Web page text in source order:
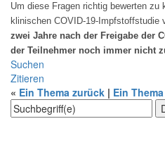
Um diese Fragen richtig bewerten zu
klinischen COVID-19-Impfstoffstudie
zwei Jahre nach der Freigabe der
der Teilnehmer noch immer nicht
Suchen
Zitieren
« Ein Thema zurück | Ein